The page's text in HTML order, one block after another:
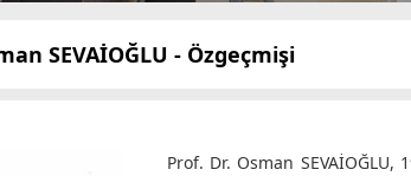
SEVAİOĞLU - Özgeçmişi
Prof. Dr. Osman SEVAİOĞLU,